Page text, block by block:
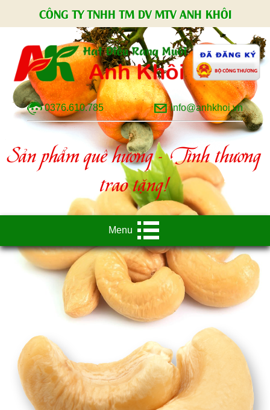
CÔNG TY TNHH TM DV MTV ANH KHÔI
0376.610.785 info@anhkhoi.vn
Sản phẩm quê hương - Tình thương
trao tặng!
Menu